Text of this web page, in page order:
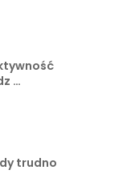
…
trudno